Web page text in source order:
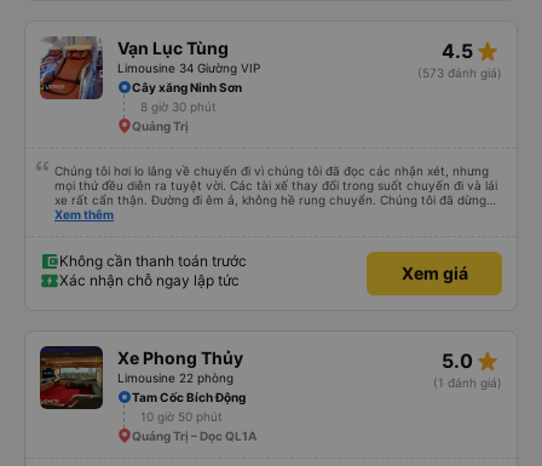
Vạn Lục Tùng
Limousine 34 Giường VIP
4.5 star_rate
(573 đánh giá)
Cây xăng Ninh Sơn
8 giờ 30 phút
Quảng Trị
Chúng tôi hơi lo lắng về chuyến đi vì chúng tôi đã đọc các nhận xét, nhưng
mọi thứ đều diễn ra tuyệt vời. Các tài xế thay đổi trong suốt chuyến đi và lái
xe rất cẩn thận. Đường đi êm ả, không hề rung chuyển. Chúng tôi đã dừng
đủ số lần để đi vệ sinh và dừng lại để ăn tối. Nhìn chung, ghế ngồi có thể hơi
Xem thêm
Không cần thanh toán trước
Xác nhận chỗ ngay lập tức
Xem giá
Xe Phong Thủy
Limousine 22 phòng
5.0 star_rate
(1 đánh giá)
Tam Cốc Bích Động
10 giờ 50 phút
Quảng Trị – Dọc QL1A